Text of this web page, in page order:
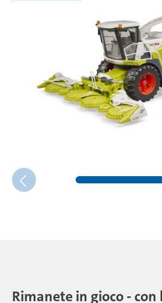
Rimanete in gioco -